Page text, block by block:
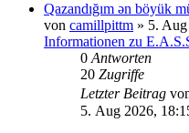
Qazandığım ən böyük
von camillpittm » 5.
Informationen zu
0Antworten
20 Zugriffe
Letzter Beitrag
5. Aug 2026,